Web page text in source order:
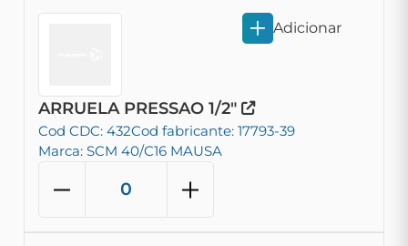
ARRUELA PRESSAO 1/2"
Cod CDC: 432Cod fabricante: 17793-39
Marca: SCM 40/C16 MAUSA
Adicionar